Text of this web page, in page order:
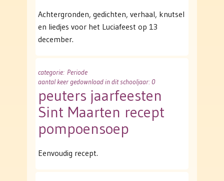
Achtergronden, gedichten, verhaal, knutsel
en liedjes voor het Luciafeest op 13
december.
categorie: Periode
aantal keer gedownload in dit schooljaar: 0
peuters jaarfeesten
Sint Maarten recept
pompoensoep
Eenvoudig recept.